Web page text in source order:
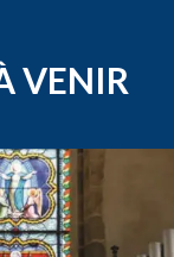
VENIR